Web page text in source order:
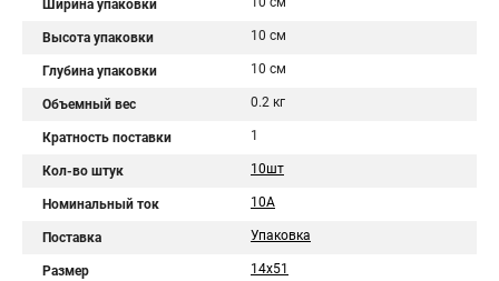
Ширина упаковки
Высота упаковки 10 см
Глубина упаковки 10 см
Объемный вес 0.2 кг
Кратность поставки 1
Кол-во штук 10шт
Номинальный ток 10A
Поставка Упаковка
Размер 14x51